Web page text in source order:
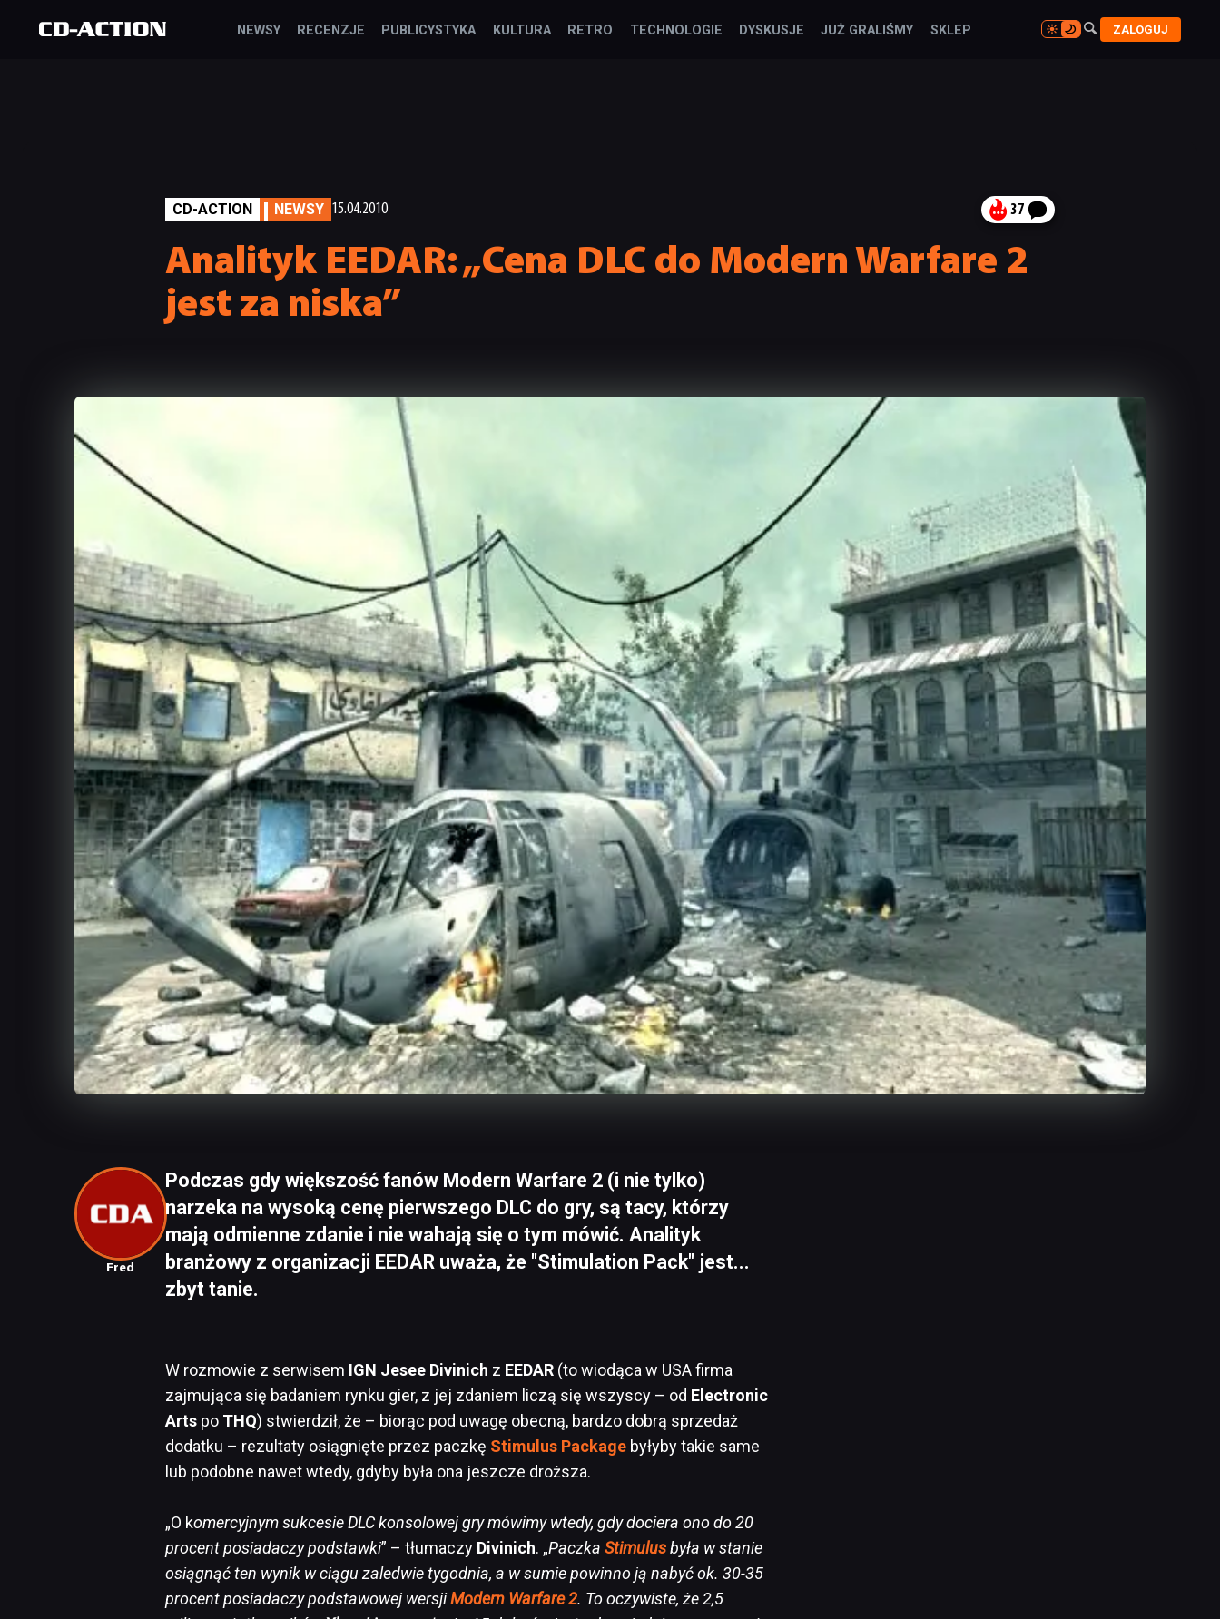
NEWSY RECENZJE PUBLICYSTYKA KULTURA RETRO TECHNOLOGIE DYSKUSJE JUŻ GRALIŚMY SKLEP 
 ZALOGUJ
CD-ACTION NEWSY 15.04.2010 37
Analityk EEDAR: „Cena DLC do Modern Warfare 2
jest za niska”
Fred
Podczas gdy większość fanów Modern Warfare 2 (i nie tylko)
narzeka na wysoką cenę pierwszego DLC do gry, są tacy, którzy
mają odmienne zdanie i nie wahają się o tym mówić. Analityk
branżowy z organizacji EEDAR uważa, że "Stimulation Pack" jest...
zbyt tanie.
W rozmowie z serwisem IGN Jesee Divinich z EEDAR (to wiodąca w USA firma
zajmująca się badaniem rynku gier, z jej zdaniem liczą się wszyscy – od Electronic
Arts po THQ) stwierdził, że – biorąc pod uwagę obecną, bardzo dobrą sprzedaż
dodatku – rezultaty osiągnięte przez paczkę Stimulus Package byłyby takie same
lub podobne nawet wtedy, gdyby była ona jeszcze droższa.
„O komercyjnym sukcesie DLC konsolowej gry mówimy wtedy, gdy dociera ono do 20
procent posiadaczy podstawki” – tłumaczy Divinich. „Paczka Stimulusbyła w stanie
osiągnąć ten wynik w ciągu zaledwie tygodnia, a w sumie powinno ją nabyć ok. 30-35
procent posiadaczy podstawowej wersjiModern Warfare 2. To oczywiste, że 2,5